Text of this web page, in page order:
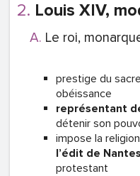
Louis XIV,
Le roi,
prestige du
obéissance
représentant
détenir son
impose la
l’édit de Nantes
protestant